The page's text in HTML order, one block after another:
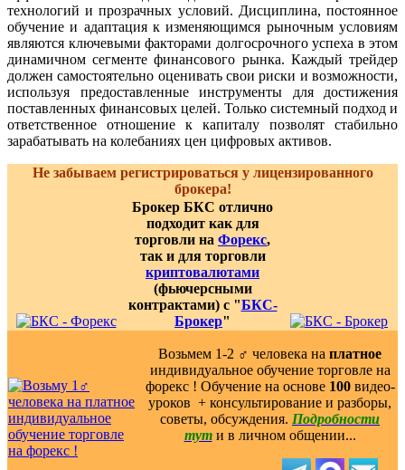
технологий и прозрачных условий. Дисциплина, постоянное
обучение и адаптация к изменяющимся рыночным условиям
являются ключевыми факторами долгосрочного успеха в этом
динамичном сегменте финансового рынка. Каждый трейдер
должен самостоятельно оценивать свои риски и возможности,
используя предоставленные инструменты для достижения
поставленных финансовых целей. Только системный подход и
ответственное отношение к капиталу позволят стабильно
зарабатывать на колебаниях цен цифровых активов.
Не забываем регистрироваться у лицензированного
брокера!
Брокер БКС отлично
подходит как для
торговли на Форекс,
так и для торговли
криптовалютами
(фьючерсными
контрактами) с "БКС-
Брокер"
Возьмем 1-2 ‍♂️ человека на платное
индивидуальное обучение торговле на
форекс ! Обучение на основе 100видео-
уроков ️ + консультирование и разборы,
советы, обсуждения. Подробности
тут и в личном общении...